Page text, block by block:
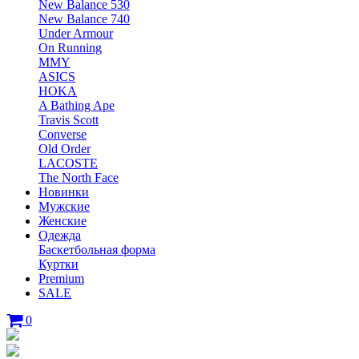
New Balance 530
New Balance 740
Under Armour
On Running
MMY
ASICS
HOKA
A Bathing Ape
Travis Scott
Converse
Old Order
LACOSTE
The North Face
Новинки
Мужские
Женские
Одежда
Баскетбольная форма
Куртки
Premium
SALE
0